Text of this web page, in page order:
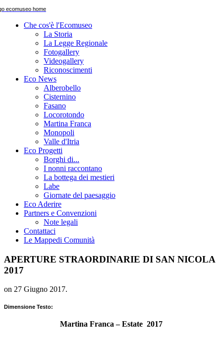
Che cos'è l'Ecomuseo
La Storia
La Legge Regionale
Fotogallery
Videogallery
Riconoscimenti
Eco News
Alberobello
Cisternino
Fasano
Locorotondo
Martina Franca
Monopoli
Valle d'Itria
Eco Progetti
Borghi di...
I nonni raccontano
La bottega dei mestieri
Labe
Giornate del paesaggio
Eco Aderire
Partners e Convenzioni
Note legali
Contattaci
Le Mappedi Comunità
APERTURE STRAORDINARIE DI SAN NICOLA
2017
on 27 Giugno 2017.
Dimensione Testo:
Martina Franca – Estate 2017